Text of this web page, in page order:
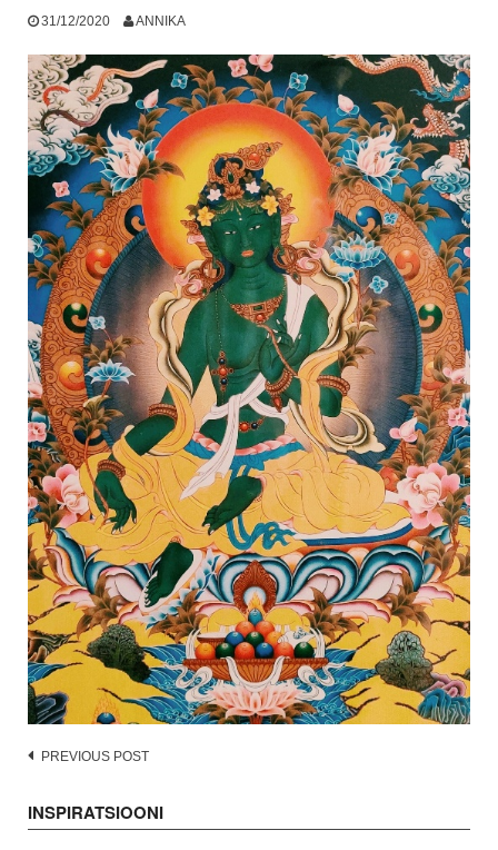
31/12/2020 ANNIKA
Post
PREVIOUS POST
INSPIRATSIOONI